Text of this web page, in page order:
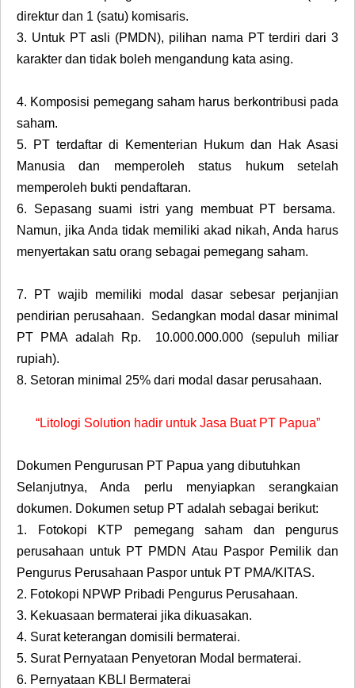
direktur dan 1 (satu) komisaris.
3. Untuk PT asli (PMDN), pilihan nama PT terdiri dari 3
karakter dan tidak boleh mengandung kata asing.
4. Komposisi pemegang saham harus berkontribusi pada
saham.
5.
PT terdaftar di Kementerian Hukum dan Hak Asasi
Manusia dan memperoleh status hukum setelah
memperoleh bukti pendaftaran.
6.
Sepasang suami istri yang membuat PT bersama.
Namun, jika Anda tidak memiliki akad nikah, Anda harus
menyertakan satu orang sebagai pemegang saham.
7.
PT wajib memiliki modal dasar sebesar perjanjian
pendirian perusahaan. Sedangkan modal dasar minimal
PT PMA adalah Rp. 10.000.000.000 (sepuluh miliar
rupiah).
8. Setoran minimal 25% dari modal dasar perusahaan.
“Litologi Solution hadir untuk Jasa Buat PT Papua”
Dokumen Pengurusan PT Papua yang dibutuhkan
Selanjutnya, Anda perlu menyiapkan serangkaian
dokumen. Dokumen setup PT adalah sebagai berikut:
1.
Fotokopi KTP pemegang saham dan pengurus
perusahaan untuk PT PMDN Atau Paspor Pemilik dan
Pengurus Perusahaan Paspor untuk PT PMA/KITAS.
2. Fotokopi NPWP Pribadi Pengurus Perusahaan.
3. Kekuasaan bermaterai jika dikuasakan.
4. Surat keterangan domisili bermaterai.
5. Surat Pernyataan Penyetoran Modal bermaterai.
6. Pernyataan KBLI Bermaterai